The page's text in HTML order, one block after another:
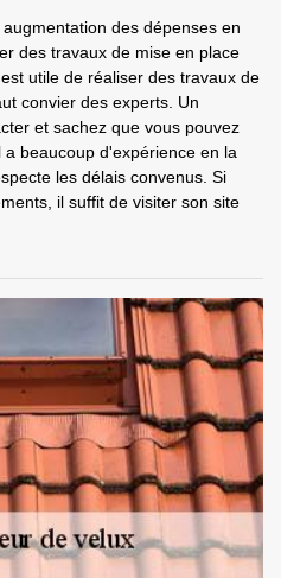
des dépenses en
des travaux de mise en place
utile de réaliser des travaux de
convier des experts. Un
et sachez que vous pouvez
beaucoup d'expérience en la
les délais convenus. Si
il suffit de visiter son site